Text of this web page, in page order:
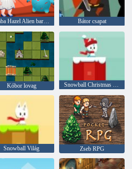
Baba Hazel Alien barátodnak Bátor csapat
Kóbor lovag Snowball Christmas Világ
Snowball Világ Zseb RPG